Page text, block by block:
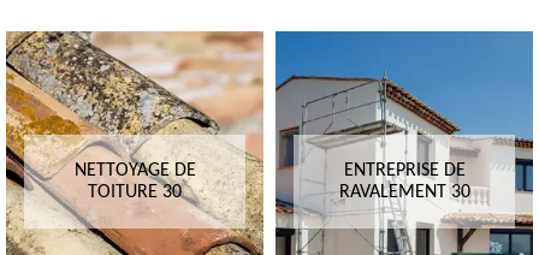
NETTOYAGE DE
TOITURE 30
ENTREPRISE DE
RAVALEMENT 30